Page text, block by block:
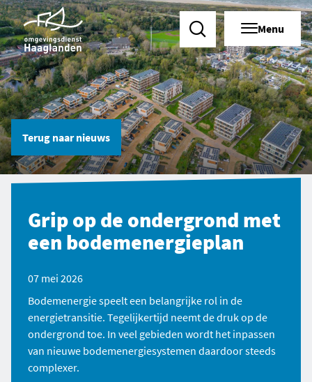
Zoeken Menu
Terug naarnieuws
Grip op de ondergrond met
een bodemenergieplan
07 mei 2026
Bodemenergie speelt een belangrijke rol in de
energietransitie. Tegelijkertijd neemt de druk op de
ondergrond toe. In veel gebieden wordt het inpassen
van nieuwe bodemenergiesystemen daardoor steeds
complexer.